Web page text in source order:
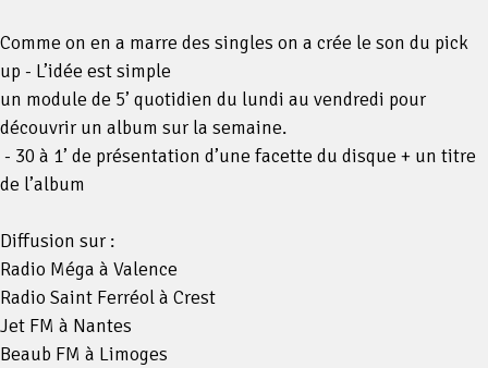
Comme on en a marre des singles on a crée le son du pick
up - L’idée est simple
un module de 5’ quotidien du lundi au vendredi pour
découvrir un album sur la semaine.
- 30 à 1’ de présentation d’une facette du disque + un titre
de l’album
Diffusion sur :
Radio Méga à Valence
Radio Saint Ferréol à Crest
Jet FM à Nantes
Beaub FM à Limoges